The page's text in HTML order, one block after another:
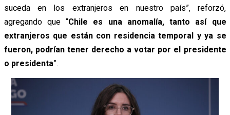
suceda en los extranjeros en nuestro país”, reforzó,
agregando que “Chile es una anomalía, tanto así que
extranjeros que están con residencia temporal y ya se
fueron, podrían tener derecho a votar por el presidente
o presidenta”.